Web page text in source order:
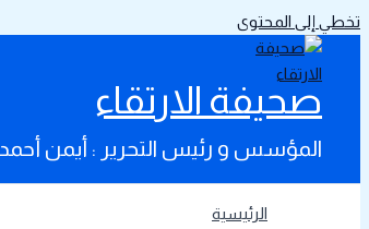
تخطي إلى المحتوى
صحيفة الارتقاء
المؤسس و رئيس التحرير : أيمن
الرئيسية